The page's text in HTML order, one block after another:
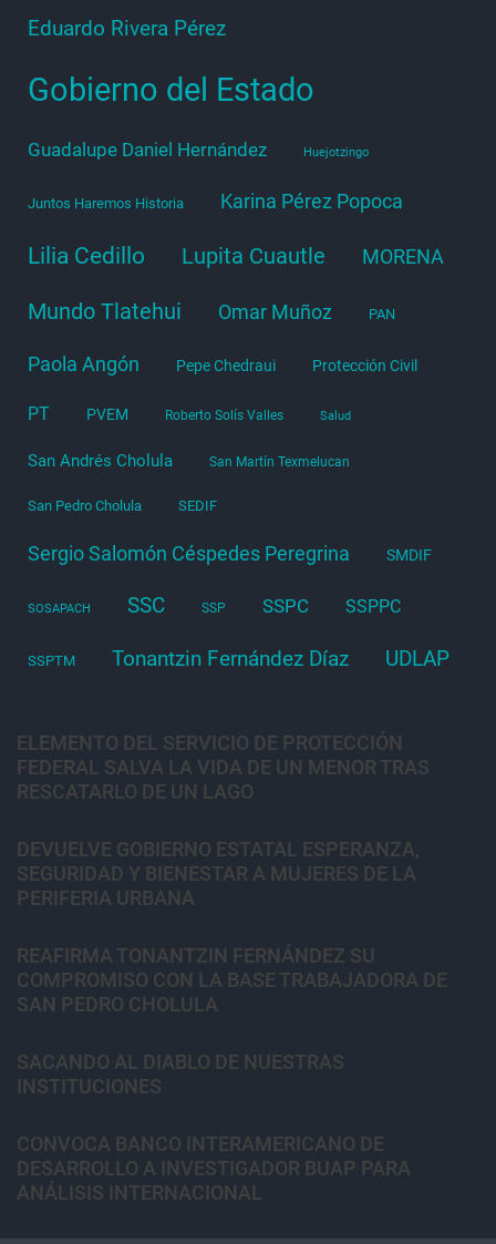
Eduardo Rivera Pérez
Gobierno del Estado
Guadalupe Daniel Hernández Huejotzingo
Juntos Haremos Historia Karina Pérez Popoca
Lilia Cedillo Lupita Cuautle MORENA
Mundo Tlatehui Omar Muñoz PAN
Paola Angón Pepe Chedraui Protección Civil
PT PVEM Roberto Solís Valles Salud
San Andrés Cholula San Martín Texmelucan
San Pedro Cholula SEDIF
Sergio Salomón Céspedes Peregrina SMDIF
SOSAPACH SSC SSP SSPC SSPPC
SSPTM Tonantzin Fernández Díaz UDLAP
ELEMENTO DEL SERVICIO DE PROTECCIÓN
FEDERAL SALVA LA VIDA DE UN MENOR TRAS
RESCATARLO DE UN LAGO
DEVUELVE GOBIERNO ESTATAL ESPERANZA,
SEGURIDAD Y BIENESTAR A MUJERES DE LA
PERIFERIA URBANA
REAFIRMA TONANTZIN FERNÁNDEZ SU
COMPROMISO CON LA BASE TRABAJADORA DE
SAN PEDRO CHOLULA
SACANDO AL DIABLO DE NUESTRAS
INSTITUCIONES
CONVOCA BANCO INTERAMERICANO DE
DESARROLLO A INVESTIGADOR BUAP PARA
ANÁLISIS INTERNACIONAL